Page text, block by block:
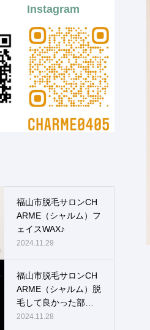
Instagram
福山市脱毛サロンCH
ARME（シャルム）フ
ェイスWAX♪
2024.11.29
福山市脱毛サロンCH
ARME（シャルム）脱
毛して良かった部
位！！
2024.11.28